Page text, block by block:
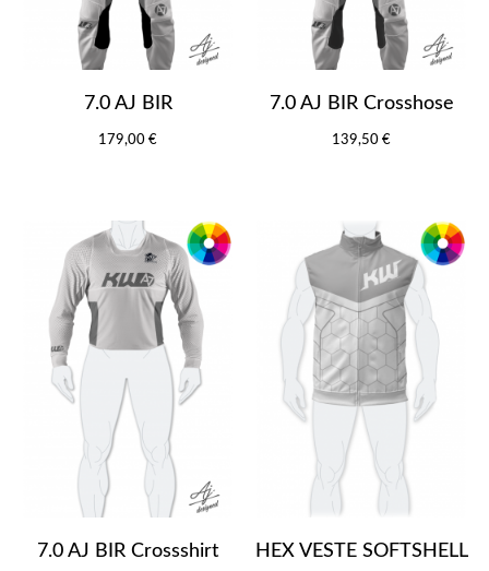
7.0 AJ BIR
179,00 €
7.0 AJ BIR Crosshose
139,50 €
7.0 AJ BIR Crossshirt HEX VESTE SOFTSHELL